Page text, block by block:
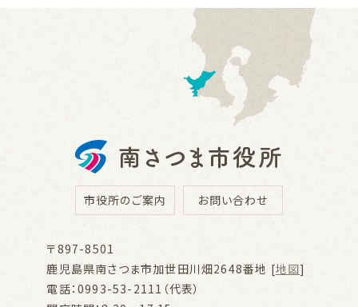
市役所のご案内 お問い合わせ
〒897-8501
鹿児島県南さつま市加世田川畑2648番地 [地図]
電話：0993-53-2111（代表）